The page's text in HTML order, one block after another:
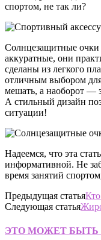
спортом, не так ли?
Солнцезащитные
аккуратные, они
сделаны из легкого
отличным выбором для
мешать, а наоборот —
А стильный дизайн
ситуации!
Надеемся, что эта
информативной. Не
время занятий
Предыдущая статья
Следующая статья
ЭТО МОЖЕТ БЫТЬ